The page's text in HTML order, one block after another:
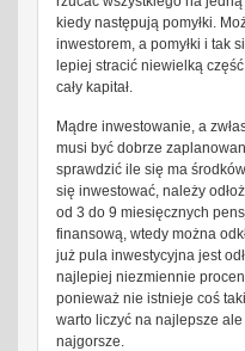
kiedy następują pomyłki.
inwestorem, a pomyłki i tak
lepiej stracić niewielką
cały kapitał.
Mądre inwestowanie, a
musi być dobrze
sprawdzić ile się ma
się inwestować, należy
od 3 do 9 miesięcznych
finansową, wtedy można
już pula inwestycyjna jest
najlepiej niezmiennie
ponieważ nie istnieje coś
warto liczyć na najlepsze
najgorsze.